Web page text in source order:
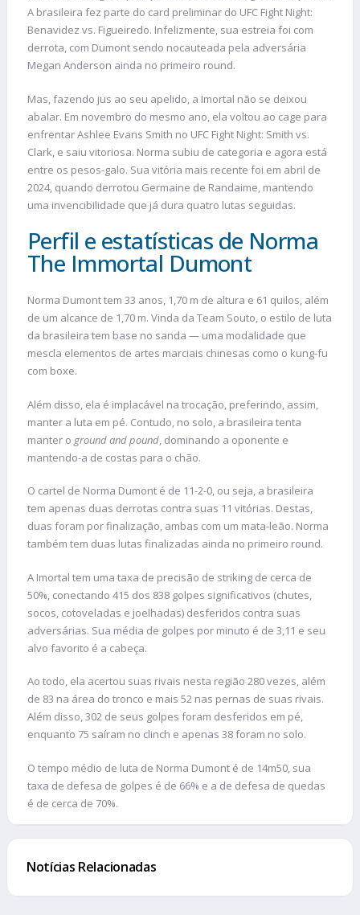
A brasileira fez parte do card preliminar do UFC Fight Night:
Benavidez vs. Figueiredo. Infelizmente, sua estreia foi com
derrota, com Dumont sendo nocauteada pela adversária
Megan Anderson ainda no primeiro round.
Mas, fazendo jus ao seu apelido, a Imortal não se deixou
abalar. Em novembro do mesmo ano, ela voltou ao cage para
enfrentar Ashlee Evans Smith no UFC Fight Night: Smith vs.
Clark, e saiu vitoriosa. Norma subiu de categoria e agora está
entre os pesos-galo. Sua vitória mais recente foi em abril de
2024, quando derrotou Germaine de Randaime, mantendo
uma invencibilidade que já dura quatro lutas seguidas.
Perfil e estatísticas de Norma
The Immortal Dumont
Norma Dumont tem 33 anos, 1,70 m de altura e 61 quilos, além
de um alcance de 1,70 m. Vinda da Team Souto, o estilo de luta
da brasileira tem base no sanda — uma modalidade que
mescla elementos de artes marciais chinesas como o kung-fu
com boxe.
Além disso, ela é implacável na trocação, preferindo, assim,
manter a luta em pé. Contudo, no solo, a brasileira tenta
manter o ground and pound, dominando a oponente e
mantendo-a de costas para o chão.
O cartel de Norma Dumont é de 11-2-0, ou seja, a brasileira
tem apenas duas derrotas contra suas 11 vitórias. Destas,
duas foram por finalização, ambas com um mata-leão. Norma
também tem duas lutas finalizadas ainda no primeiro round.
A Imortal tem uma taxa de precisão de striking de cerca de
50%, conectando 415 dos 838 golpes significativos (chutes,
socos, cotoveladas e joelhadas) desferidos contra suas
adversárias. Sua média de golpes por minuto é de 3,11 e seu
alvo favorito é a cabeça.
Ao todo, ela acertou suas rivais nesta região 280 vezes, além
de 83 na área do tronco e mais 52 nas pernas de suas rivais.
Além disso, 302 de seus golpes foram desferidos em pé,
enquanto 75 saíram no clinch e apenas 38 foram no solo.
O tempo médio de luta de Norma Dumont é de 14m50, sua
taxa de defesa de golpes é de 66% e a de defesa de quedas
é de cerca de 70%.
Notícias Relacionadas